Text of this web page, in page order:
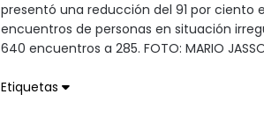
presentó una reducción del 91 por ciento
encuentros de personas en situación
640 encuentros a 285. FOTO: MARIO
Etiquetas